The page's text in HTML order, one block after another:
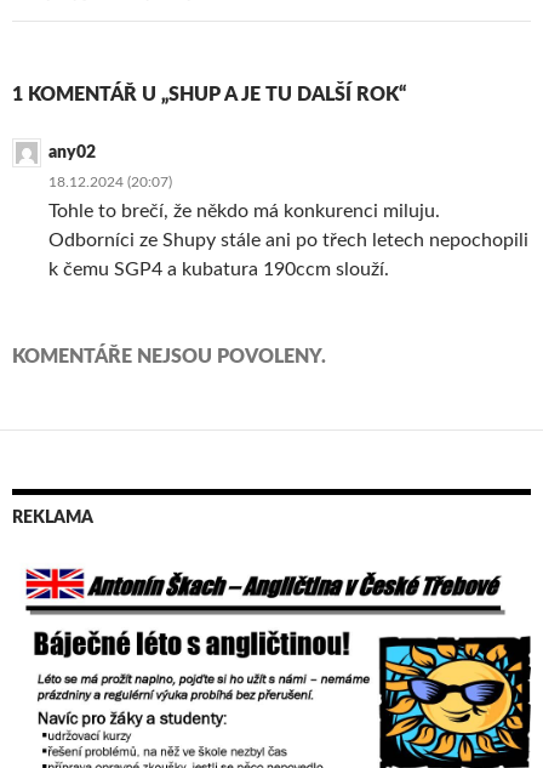
1 KOMENTÁŘ U „SHUP A JE TU DALŠÍ ROK“
any02
18.12.2024 (20:07)
Tohle to brečí, že někdo má konkurenci miluju.
Odborníci ze Shupy stále ani po třech letech nepochopili
k čemu SGP4 a kubatura 190ccm slouží.
KOMENTÁŘE NEJSOU POVOLENY.
REKLAMA